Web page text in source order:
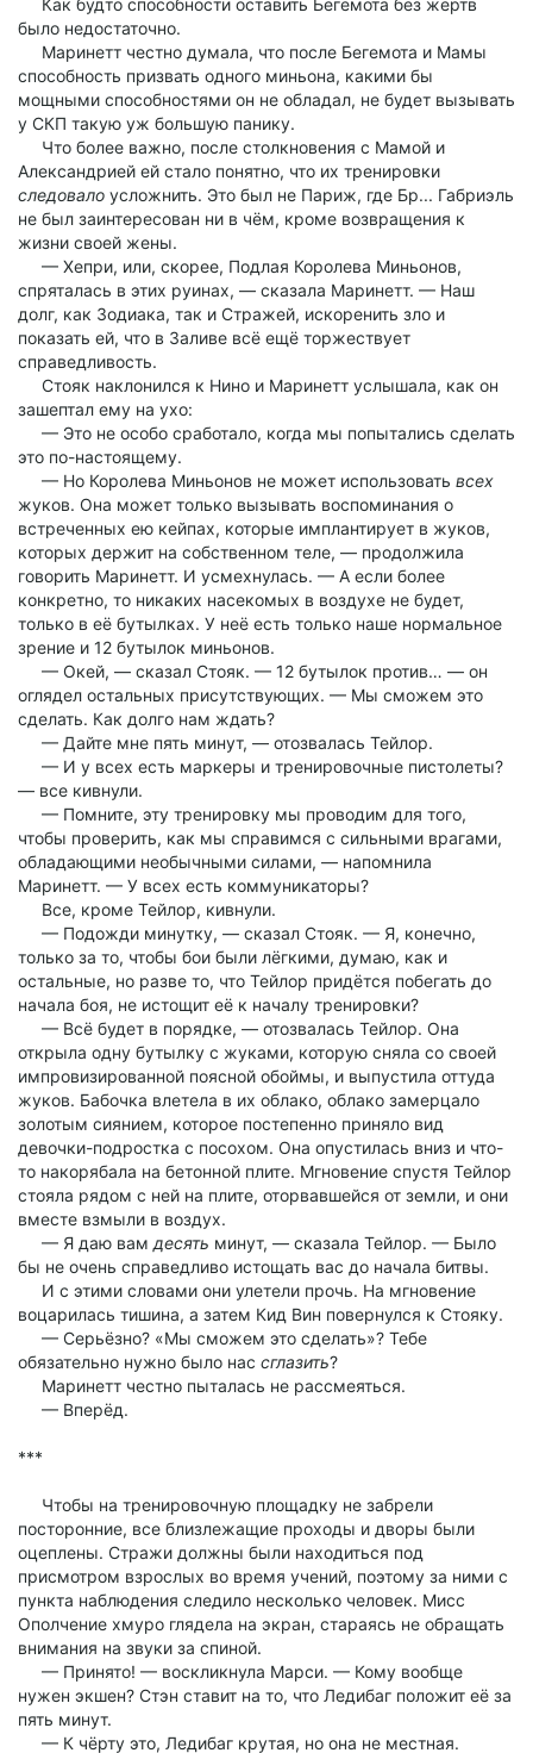
Как будто способности оставить Бегемота без жертв
было недостаточно.
Маринетт честно думала, что после Бегемота и Мамы
способность призвать одного миньона, какими бы
мощными способностями он не обладал, не будет вызывать
у СКП такую уж большую панику.
Что более важно, после столкновения с Мамой и
Александрией ей стало понятно, что их тренировки
следовало усложнить. Это был не Париж, где Бр... Габриэль
не был заинтересован ни в чём, кроме возвращения к
жизни своей жены.
— Хепри, или, скорее, Подлая Королева Миньонов,
спряталась в этих руинах, — сказала Маринетт. — Наш
долг, как Зодиака, так и Стражей, искоренить зло и
показать ей, что в Заливе всё ещё торжествует
справедливость.
Стояк наклонился к Нино и Маринетт услышала, как он
зашептал ему на ухо:
— Это не особо сработало, когда мы попытались сделать
это по-настоящему.
— Но Королева Миньонов не может использовать всех
жуков. Она может только вызывать воспоминания о
встреченных ею кейпах, которые имплантирует в жуков,
которых держит на собственном теле, — продолжила
говорить Маринетт. И усмехнулась. — А если более
конкретно, то никаких насекомых в воздухе не будет,
только в её бутылках. У неё есть только наше нормальное
зрение и 12 бутылок миньонов.
— Окей, — сказал Стояк. — 12 бутылок против… — он
оглядел остальных присутствующих. — Мы сможем это
сделать. Как долго нам ждать?
— Дайте мне пять минут, — отозвалась Тейлор.
— И у всех есть маркеры и тренировочные пистолеты?
— все кивнули.
— Помните, эту тренировку мы проводим для того,
чтобы проверить, как мы справимся с сильными врагами,
обладающими необычными силами, — напомнила
Маринетт. — У всех есть коммуникаторы?
Все, кроме Тейлор, кивнули.
— Подожди минутку, — сказал Стояк. — Я, конечно,
только за то, чтобы бои были лёгкими, думаю, как и
остальные, но разве то, что Тейлор придётся побегать до
начала боя, не истощит её к началу тренировки?
— Всё будет в порядке, — отозвалась Тейлор. Она
открыла одну бутылку с жуками, которую сняла со своей
импровизированной поясной обоймы, и выпустила оттуда
жуков. Бабочка влетела в их облако, облако замерцало
золотым сиянием, которое постепенно приняло вид
девочки-подростка с посохом. Она опустилась вниз и что-
то накорябала на бетонной плите. Мгновение спустя Тейлор
стояла рядом с ней на плите, оторвавшейся от земли, и они
вместе взмыли в воздух.
— Я даю вам десять минут, — сказала Тейлор. — Было
бы не очень справедливо истощать вас до начала битвы.
И с этими словами они улетели прочь. На мгновение
воцарилась тишина, а затем Кид Вин повернулся к Стояку.
— Серьёзно? «Мы сможем это сделать»? Тебе
обязательно нужно было нас сглазить?
Маринетт честно пыталась не рассмеяться.
— Вперёд.
***
Чтобы на тренировочную площадку не забрели
посторонние, все близлежащие проходы и дворы были
оцеплены. Стражи должны были находиться под
присмотром взрослых во время учений, поэтому за ними с
пункта наблюдения следило несколько человек. Мисс
Ополчение хмуро глядела на экран, стараясь не обращать
внимания на звуки за спиной.
— Принято! — воскликнула Марси. — Кому вообще
нужен экшен? Стэн ставит на то, что Ледибаг положит её за
пять минут.
— К чёрту это, Ледибаг крутая, но она не местная.